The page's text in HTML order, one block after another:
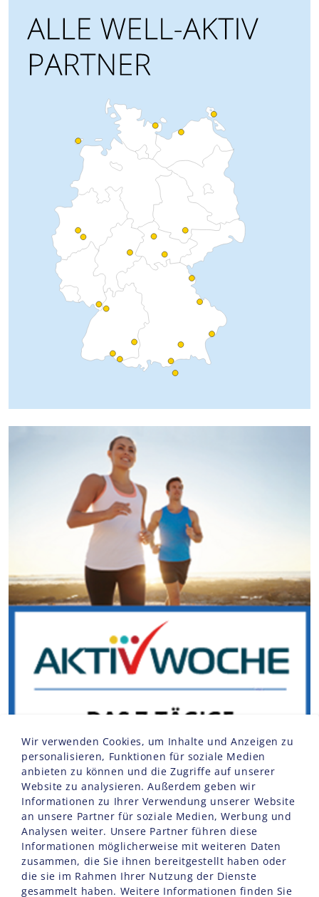
Wir verwenden Cookies, um Inhalte und Anzeigen zu
personalisieren, Funktionen für soziale Medien
anbieten zu können und die Zugriffe auf unserer
Website zu analysieren. Außerdem geben wir
Informationen zu Ihrer Verwendung unserer Website
an unsere Partner für soziale Medien, Werbung und
Analysen weiter. Unsere Partner führen diese
Informationen möglicherweise mit weiteren Daten
zusammen, die Sie ihnen bereitgestellt haben oder
die sie im Rahmen Ihrer Nutzung der Dienste
gesammelt haben. Weitere Informationen finden Sie